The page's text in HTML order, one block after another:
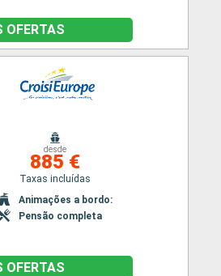
OFERTAS
desde
885 €
Taxas incluídas
Animações a bordo:
Pensão completa
OFERTAS